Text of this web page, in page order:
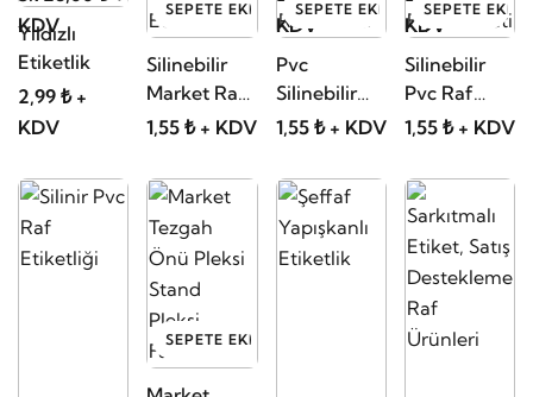
LT
KDV
KDV
Logolu
KDV
Yıldızlı
Etiketlik
2,99 ₺ +
KDV
SEPETE EKLE
Silinebilir
Market Raf
Etiketi
1,55 ₺ + KDV
SEPETE EKLE
Pvc
Silinebilir
Raf Etiketi
1,55 ₺ + KDV
SEPETE EKLE
Silinebilir
Pvc Raf
Fiyat Etiketi
1,55 ₺ + KDV
SEPETE EKLE